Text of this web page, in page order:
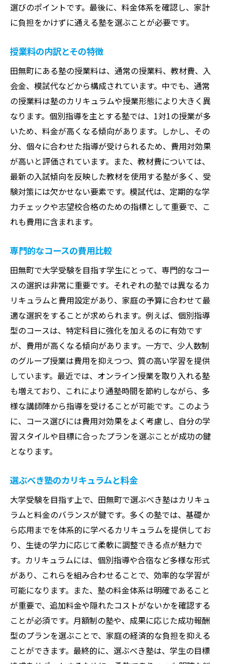
選びのポイントです。最後に、料金体系を確認し、家計
に負担をかけずに通える塾を選ぶことが必要です。
授業料の内訳とその特徴
田無町にある塾の授業料は、通常の授業料、教材費、入
会金、模試代などから構成されています。中でも、通常
の授業料は塾のカリキュラムや授業形態により大きく異
なります。個別指導を主とする塾では、1対1の授業が多
いため、料金が高くなる傾向があります。しかし、その
分、個々に合わせた指導が受けられるため、費用対効果
が高いと評価されています。また、教材費については、
最新の入試傾向を反映した教材を使用する塾が多く、受
験対策には欠かせない要素です。模試代は、定期的な学
力チェックや志望校合格のための指標として重要で、こ
れも費用に含まれます。
専門的なコースの費用比較
田無町で大学受験を目指す学生にとって、専門的なコー
スの選択は非常に重要です。それぞれの塾では異なるカ
リキュラムと費用設定があり、家庭の予算に合わせて最
適な選択をすることが求められます。例えば、個別指導
型のコースは、特定科目に強化を加えるのに有効です
が、費用が高くなる傾向があります。一方で、少人数制
のグループ授業は費用を抑えつつ、質の高い学習を提供
しています。最近では、オンライン授業を取り入れる塾
も増えており、これにより通塾時間を節約しながら、多
様な講師陣から指導を受けることが可能です。このよう
に、コース選びには費用対効果をよく考慮し、自分の学
習スタイルや目標に合ったプランを選ぶことが成功の鍵
となります。
選ぶべき塾のカリキュラムと料金
大学受験を目指す上で、田無町で選ぶべき塾はカリキュ
ラムと料金のバランスが鍵です。多くの塾では、基礎か
ら応用までを体系的に学べるカリキュラムを提供してお
り、生徒の学力に応じて柔軟に調整できる点が魅力で
す。カリキュラムには、個別指導や合宿など多様な形式
があり、これらを組み合わせることで、効率的な学習が
可能になります。また、塾の料金体系は明確であること
が重要で、追加料金や隠れたコストがないかを確認する
ことが必須です。月額制の塾や、成果に応じた成功報酬
型のプランを選ぶことで、家庭の経済的な負担を抑える
ことができます。最終的に、選ぶべき塾は、学生の目標